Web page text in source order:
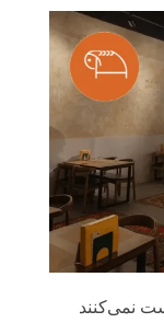
نمی‌کنند